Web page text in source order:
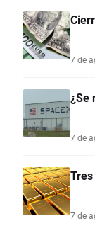
7 de
¿Se
7 de
7 de